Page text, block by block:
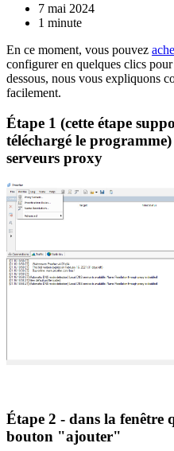
7 mai 2024
1 minute
En ce moment, vous pouvez
configurer en quelques clics
dessous, nous vous expliquons
facilement.
Étape 1 (cette étape
téléchargé le programme)
serveurs proxy
Étape 2 - dans la fenêtre
bouton "ajouter"